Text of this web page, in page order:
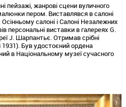
пейзажі, жанрові сцени вуличного
пером. Виставлявся в салоні
салоні і Салоні Незалежних
персональні виставки в галереях G.
J. Шарпантьє. Отримав срібні
1931). Був удостоєний ордена
в Національному музеї сучасного